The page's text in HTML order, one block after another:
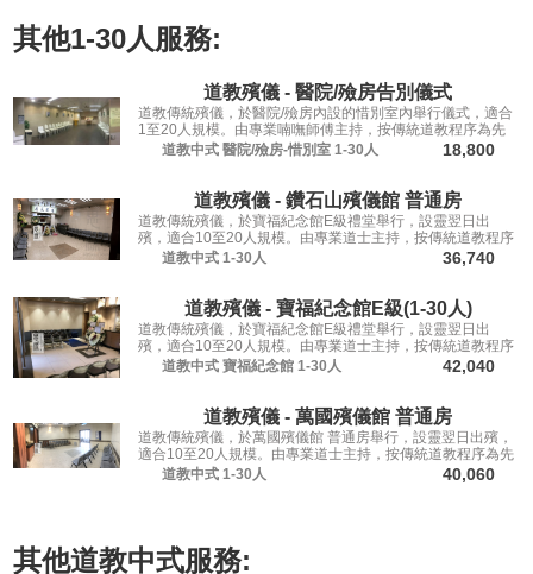
其他1-30人服務:
道教殯儀 - 醫院/殮房告別儀式
道教傳統殯儀，於醫院/殮房內設的惜別室內舉行儀式，適合
1至20人規模。由專業喃嘸師傅主持，按傳統道教程序為先
人送行。
道教中式 醫院/殮房-惜別室 1-30人 18,800
道教殯儀 - 鑽石山殯儀館 普通房
道教傳統殯儀，於寶福紀念館E級禮堂舉行，設靈翌日出
殯，適合10至20人規模。由專業道士主持，按傳統道教程序
為先人送行。
道教中式 1-30人 36,740
道教殯儀 - 寶福紀念館E級(1-30人)
道教傳統殯儀，於寶福紀念館E級禮堂舉行，設靈翌日出
殯，適合10至20人規模。由專業道士主持，按傳統道教程序
為先人送行。
道教中式 寶福紀念館 1-30人 42,040
道教殯儀 - 萬國殯儀館 普通房
道教傳統殯儀，於萬國殯儀館 普通房舉行，設靈翌日出殯，
適合10至20人規模。由專業道士主持，按傳統道教程序為先
人送行。
道教中式 1-30人 40,060
其他道教中式服務: